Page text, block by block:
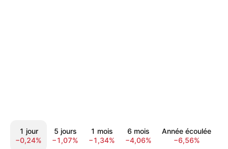
1 jour
−0,24%
5 jours
−1,07%
1 mois
−1,34%
6 mois
−4,06%
Année écoulée
−6,56%